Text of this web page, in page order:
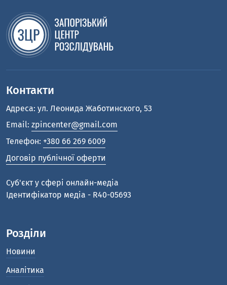
Контакти
Адреса: ул. Леонида Жаботинского, 53
Email: zpincenter@gmail.com
Телефон: +380 66 269 6009
Договір публічної оферти
Cуб'єкт у сфері онлайн-медіа
Ідентифікатор медіа - R40-05693
Розділи
Новини
Аналітика